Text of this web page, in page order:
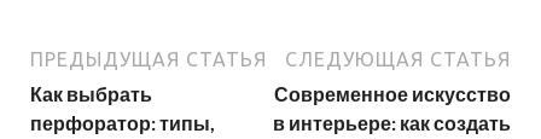
ПРЕДЫДУЩАЯ СТАТЬЯ
Как выбрать
перфоратор: типы,
СЛЕДУЮЩАЯ СТАТЬЯ
Современное искусство
в интерьере: как создать